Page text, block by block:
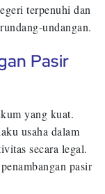
terpenuhi dan
undangan.
Pasir
yang kuat.
usaha dalam
secara legal.
pasir